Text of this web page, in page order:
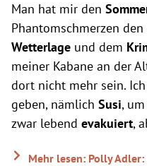
Untermenü
Untermenü
Untermenü
Man hat mir den
Phantomschmerzen den
Wetterlage und dem
meiner Kabane an der
dort nicht mehr sein.
geben, nämlich Susi,
zwar lebend evakuiert,
Mehr lesen: Polly